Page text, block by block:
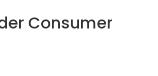
Consumer